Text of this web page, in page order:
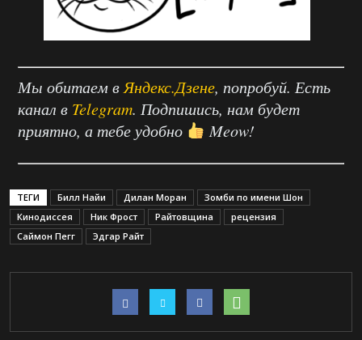
Мы обитаем в Яндекс.Дзене, попробуй. Есть
канал в Telegram. Подпишись, нам будет
приятно, а тебе удобно
Meow!
ТЕГИ Билл Найи Дилан Моран
Зомби по имени Шон
Кинодиссея
Ник Фрост Райтовщина
рецензия
Саймон Пегг
Эдгар Райт